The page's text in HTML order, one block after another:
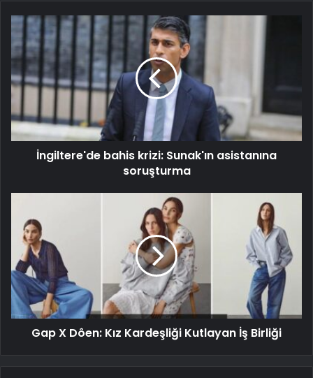
İngiltere'de bahis krizi: Sunak'ın asistanına
soruşturma
Gap X Dôen: Kız Kardeşliği Kutlayan İş Birliği